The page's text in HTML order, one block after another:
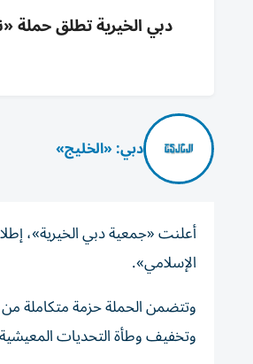
دبي: «الخليج»
الإسلامي».
وتخفيف وطأة التحديات